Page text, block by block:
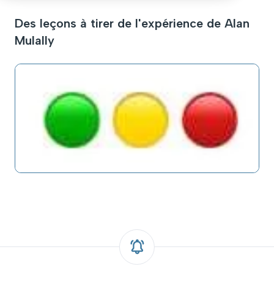
Des leçons à tirer de l'expérience de Alan
Mulally